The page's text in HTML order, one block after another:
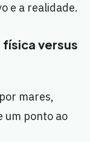
e a realidade.
versus
mares,
um ponto ao